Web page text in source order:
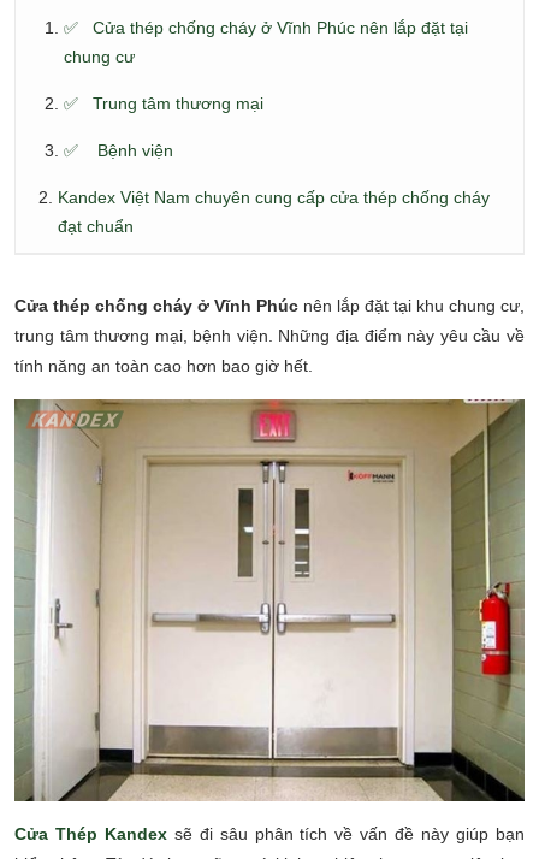
✅ Cửa thép chống cháy ở Vĩnh Phúc nên lắp đặt tại
chung cư
✅ Trung tâm thương mại
✅ Bệnh viện
Kandex Việt Nam chuyên cung cấp cửa thép chống cháy
đạt chuẩn
Cửa thép chống cháy ở Vĩnh Phúc nên lắp đặt tại khu chung cư,
trung tâm thương mại, bệnh viện. Những địa điểm này yêu cầu về
tính năng an toàn cao hơn bao giờ hết.
Cửa Thép Kandexsẽ đi sâu phân tích về vấn đề này giúp bạn